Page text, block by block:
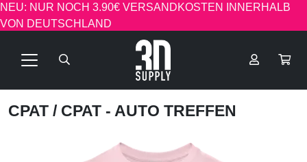
NEU: NUR NOCH 3.90€ VERSANDKOSTEN INNERHALB
VON DEUTSCHLAND
CPAT / CPAT - AUTO TREFFEN